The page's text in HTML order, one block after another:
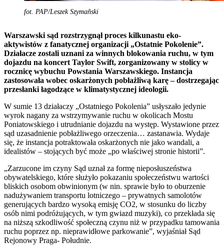
fot. PAP/Leszek Szymañski
Warszawski sąd rozstrzygnął proces kilkunastu eko-
aktywistów z fanatycznej organizacji „Ostatnie Pokolenie”.
Działacze zostali uznani za winnych blokowania ruchu, w tym
dojazdu na koncert Taylor Swift, zorganizowany w stolicy w
rocznicę wybuchu Powstania Warszawskiego. Instancja
zastosowała wobec oskarżonych pobłażliwą karę – dostrzegając
przesłanki łagodzące w klimatystycznej ideologii.
W sumie 13 działaczy „Ostatniego Pokolenia” usłyszało jedynie
wyrok nagany za wstrzymywanie ruchu w okolicach Mostu
Poniatowskiego i utrudnianie dojazdu na występ. Wystawione przez
sąd uzasadnienie pobłażliwego orzeczenia… zastanawia. Wydaje
się, że instancja potraktowała oskarżonych nie jako wandali, a
idealistów – stojących być może „po właściwej stronie historii”.
„Zarzucone im czyny Sąd uznał za formę nieposłuszeństwa
obywatelskiego, które służyło pokazaniu społeczeństwu wartości
bliskich osobom obwinionym (w nin. sprawie było to oburzenie
nadużywaniem transportu lotniczego – prywatnych samolotów
generujących bardzo wysoką emisję CO2, w stosunku do liczby
osób nimi podróżujących, w tym gwiazd muzyki), co przekłada się
na niższą szkodliwość społeczną czynu niż w przypadku tamowania
ruchu poprzez np. nieprawidłowe parkowanie”, wyjaśniał Sąd
Rejonowy Praga- Południe.